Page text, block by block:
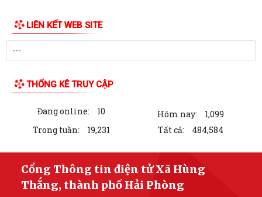
LIÊN KẾT WEB SITE
THỐNG KÊ TRUY CẬP
Đang online: 10 Hôm nay:
1,099
Trong tuần:
19,231 Tất cả: 484,584
Cổng Thông tin điện tử Xã Hùng
Thắng, thành phố Hải Phòng